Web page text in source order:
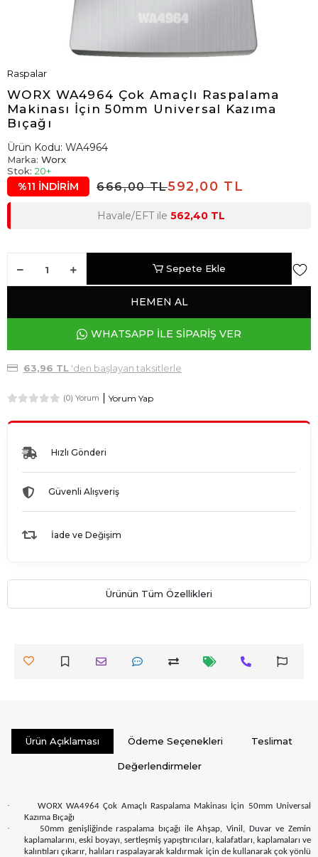
Raspalar
WORX WA4964 Çok Amaçlı Raspalama
Makinası İçin 50mm Universal Kazıma
Bıçağı
Ürün Kodu: WA4964
Marka: Worx
Stok: 20+
%11 İNDİRİM 666,00 TL592,00 TL
Havale/EFT ile 562,40 TL
Sepete Ekle
HEMEN AL
WHATSAPP İLE SİPARİŞ VER
63,96 TL'den başlayan taksitlerle
(0) Yorum Yorum Yap
Hızlı Gönderi
Güvenli Alışveriş
İade ve Değişim
Ürünün Tüm Özellikleri
Ürün Açıklaması Ödeme Seçenekleri Teslimat
Değerlendirmeler
·
WORX WA4964 Çok Amaçlı Raspalama Makinası İçin 50mm Universal
Kazıma Bıçağı
·
50mm genişliğinde raspalama bıçağı ile Ahşap, Vinil, Duvar ve Zemin
kaplamalarını, eski boyayı, sertleşmiş yapıştırıcıları, kalafatları, kaplamaları ve
kalıntıları çıkarır, halıları raspalayarak kaldırmak için de kullanarak çok yönlü